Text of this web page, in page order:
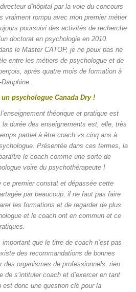
d’hôpital par la voie du concours
vraiment rompu avec mon premier métier
poursuivi des activités de recherche
doctorat en psychologie en 2010.
le Master CATOP, je ne peux pas ne
entre les métiers de psychologue et de
après quatre mois de formation à
un psychologue Canada Dry!
théorique et pratique est
durée des enseignements est, elle, très
partiel à être coach vs cinq ans à
Présentée dans ces termes, la
le coach comme une sorte de
voire du psychothérapeute !
ce premier constat et dépassée cette
par beaucoup, il ne faut pas faire
les formations et de regarder de plus
et le coach ont en commun et ce
important que le titre de coach n’est pas
des recommandations de bonnes
des organismes de professionnels, rien
de s’intituler coach et d’exercer en tant
est donc une question clé pour la